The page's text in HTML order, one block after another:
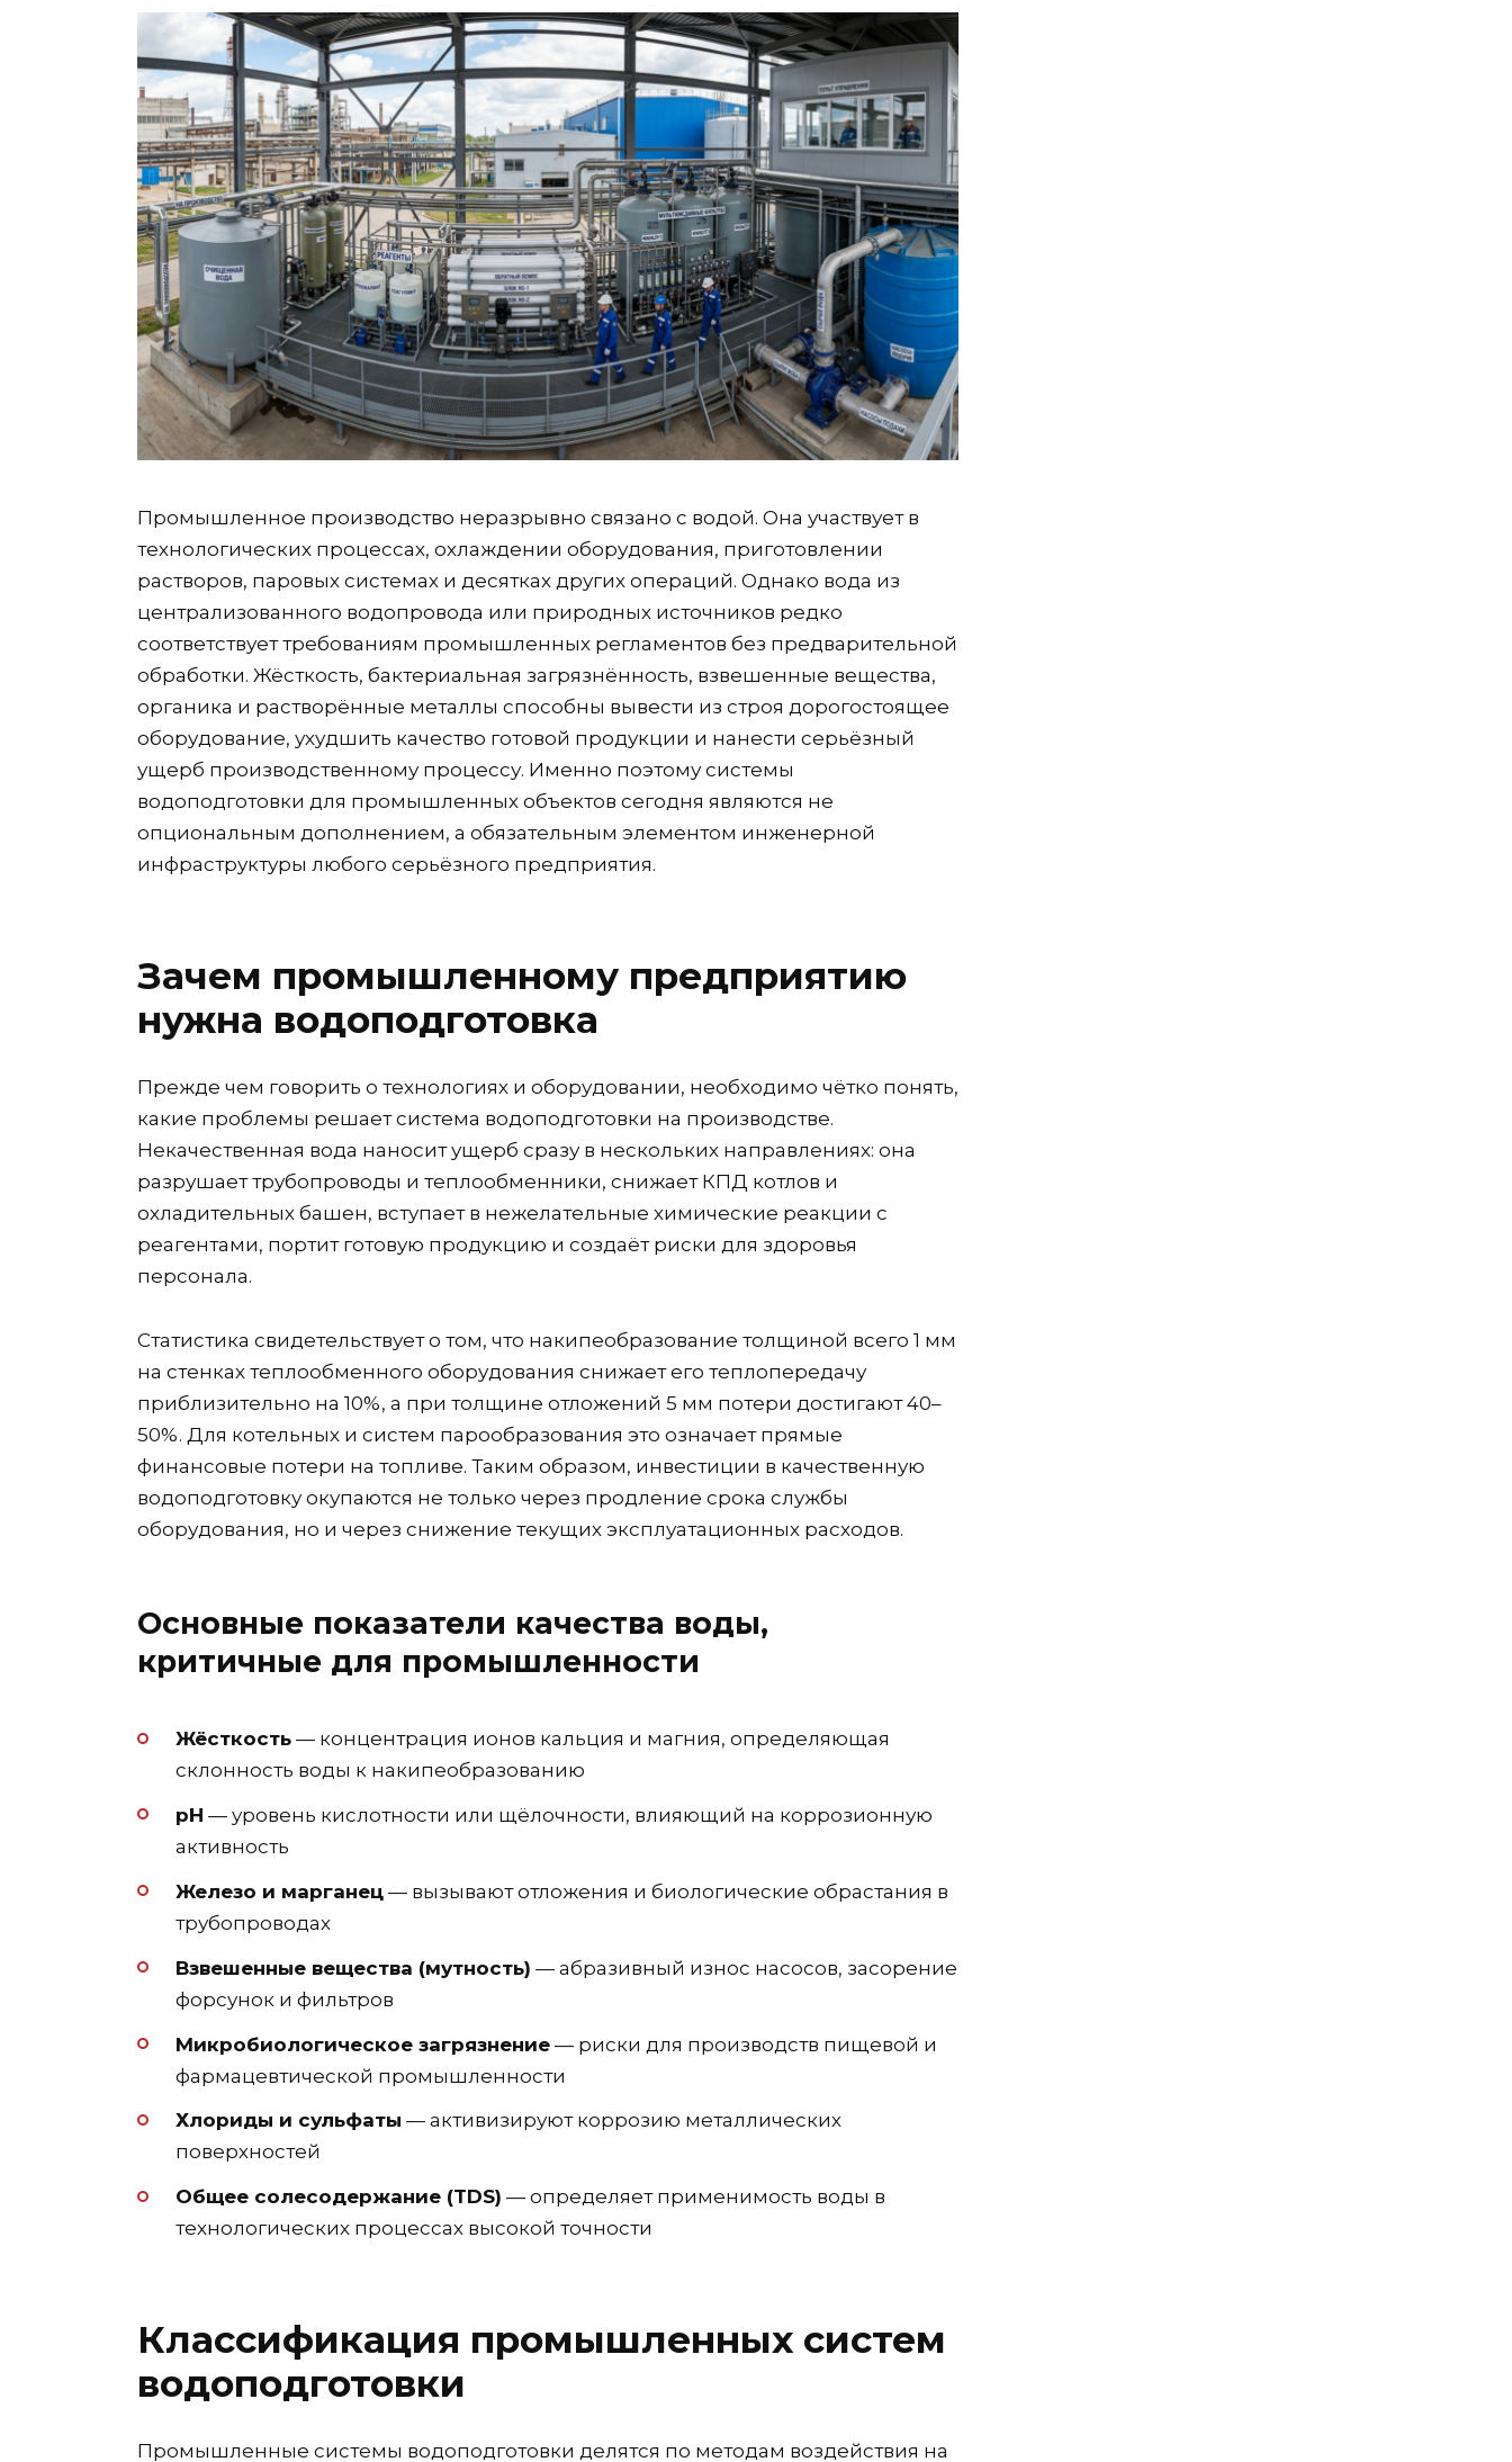
Промышленное производство неразрывно связано с водой. Она участвует в
технологических процессах, охлаждении оборудования, приготовлении
растворов, паровых системах и десятках других операций. Однако вода из
централизованного водопровода или природных источников редко
соответствует требованиям промышленных регламентов без предварительной
обработки. Жёсткость, бактериальная загрязнённость, взвешенные вещества,
органика и растворённые металлы способны вывести из строя дорогостоящее
оборудование, ухудшить качество готовой продукции и нанести серьёзный
ущерб производственному процессу. Именно поэтому системы
водоподготовки для промышленных объектов сегодня являются не
опциональным дополнением, а обязательным элементом инженерной
инфраструктуры любого серьёзного предприятия.
Зачем промышленному предприятию
нужна водоподготовка
Прежде чем говорить о технологиях и оборудовании, необходимо чётко понять,
какие проблемы решает система водоподготовки на производстве.
Некачественная вода наносит ущерб сразу в нескольких направлениях: она
разрушает трубопроводы и теплообменники, снижает КПД котлов и
охладительных башен, вступает в нежелательные химические реакции с
реагентами, портит готовую продукцию и создаёт риски для здоровья
персонала.
Статистика свидетельствует о том, что накипеобразование толщиной всего 1 мм
на стенках теплообменного оборудования снижает его теплопередачу
приблизительно на 10%, а при толщине отложений 5 мм потери достигают 40–
50%. Для котельных и систем парообразования это означает прямые
финансовые потери на топливе. Таким образом, инвестиции в качественную
водоподготовку окупаются не только через продление срока службы
оборудования, но и через снижение текущих эксплуатационных расходов.
Основные показатели качества воды,
критичные для промышленности
Жёсткость — концентрация ионов кальция и магния, определяющая
склонность воды к накипеобразованию
pH — уровень кислотности или щёлочности, влияющий на коррозионную
активность
Железо и марганец — вызывают отложения и биологические обрастания в
трубопроводах
Взвешенные вещества (мутность) — абразивный износ насосов, засорение
форсунок и фильтров
Микробиологическое загрязнение — риски для производств пищевой и
фармацевтической промышленности
Хлориды и сульфаты — активизируют коррозию металлических
поверхностей
Общее солесодержание (TDS) — определяет применимость воды в
технологических процессах высокой точности
Классификация промышленных систем
водоподготовки
Промышленные системы водоподготовки делятся по методам воздействия на